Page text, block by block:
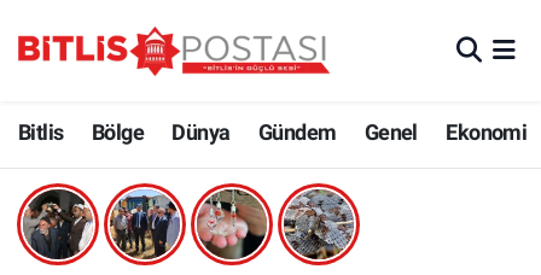
Bitlis Bölge Dünya Gündem Genel Ekonomi
Bölge
Bitlis Trafik Yoğunluk Haritası